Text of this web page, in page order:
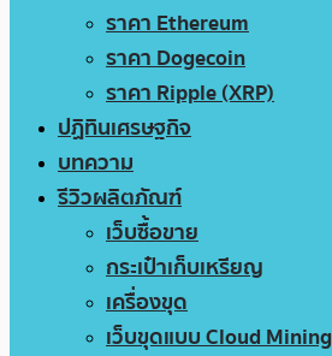
ราคา Ethereum
ราคา Dogecoin
ราคา Ripple (XRP)
ปฏิทินเศรษฐกิจ
บทความ
รีวิวผลิตภัณฑ์
เว็บซื้อขาย
กระเป๋าเก็บเหรียญ
เครื่องขุด
เว็บขุดแบบ Cloud Mining